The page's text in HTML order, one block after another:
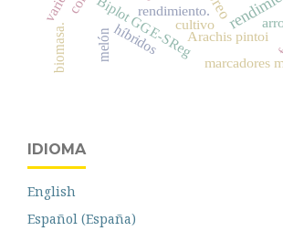
rendimiento.
Biplot GGE-SRegArachis pintoi
híbridos cultivo
marcadores
biomasa. melón
IDIOMA
English
Español (España)